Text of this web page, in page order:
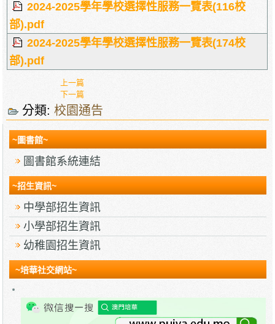
2024-2025學年學校選擇性服務一覽表(116校
部).pdf
2024-2025學年學校選擇性服務一覽表(174校
部).pdf
上一篇
下一篇
分類:校園通告
~圖書館~
圖書館系統連結
~招生資訊~
中學部招生資訊
小學部招生資訊
幼稚園招生資訊
~培華社交網站~